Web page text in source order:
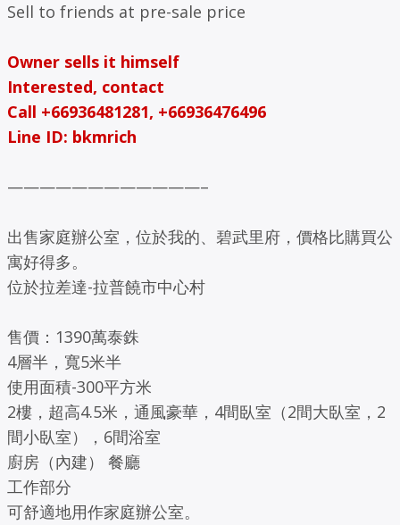
Sell to friends at pre-sale price
Owner sells it himself
Interested, contact
Call +66936481281, +66936476496
Line ID: bkmrich
————————————–
出售家庭辦公室，位於我的、碧武里府，價格比購買公
寓好得多。
位於拉差達-拉普饒市中心村
售價：1390萬泰銖
4層半，寬5米半
使用面積-300平方米
2樓，超高4.5米，通風豪華，4間臥室（2間大臥室，2
間小臥室），6間浴室
廚房（內建） 餐廳
工作部分
可舒適地用作家庭辦公室。